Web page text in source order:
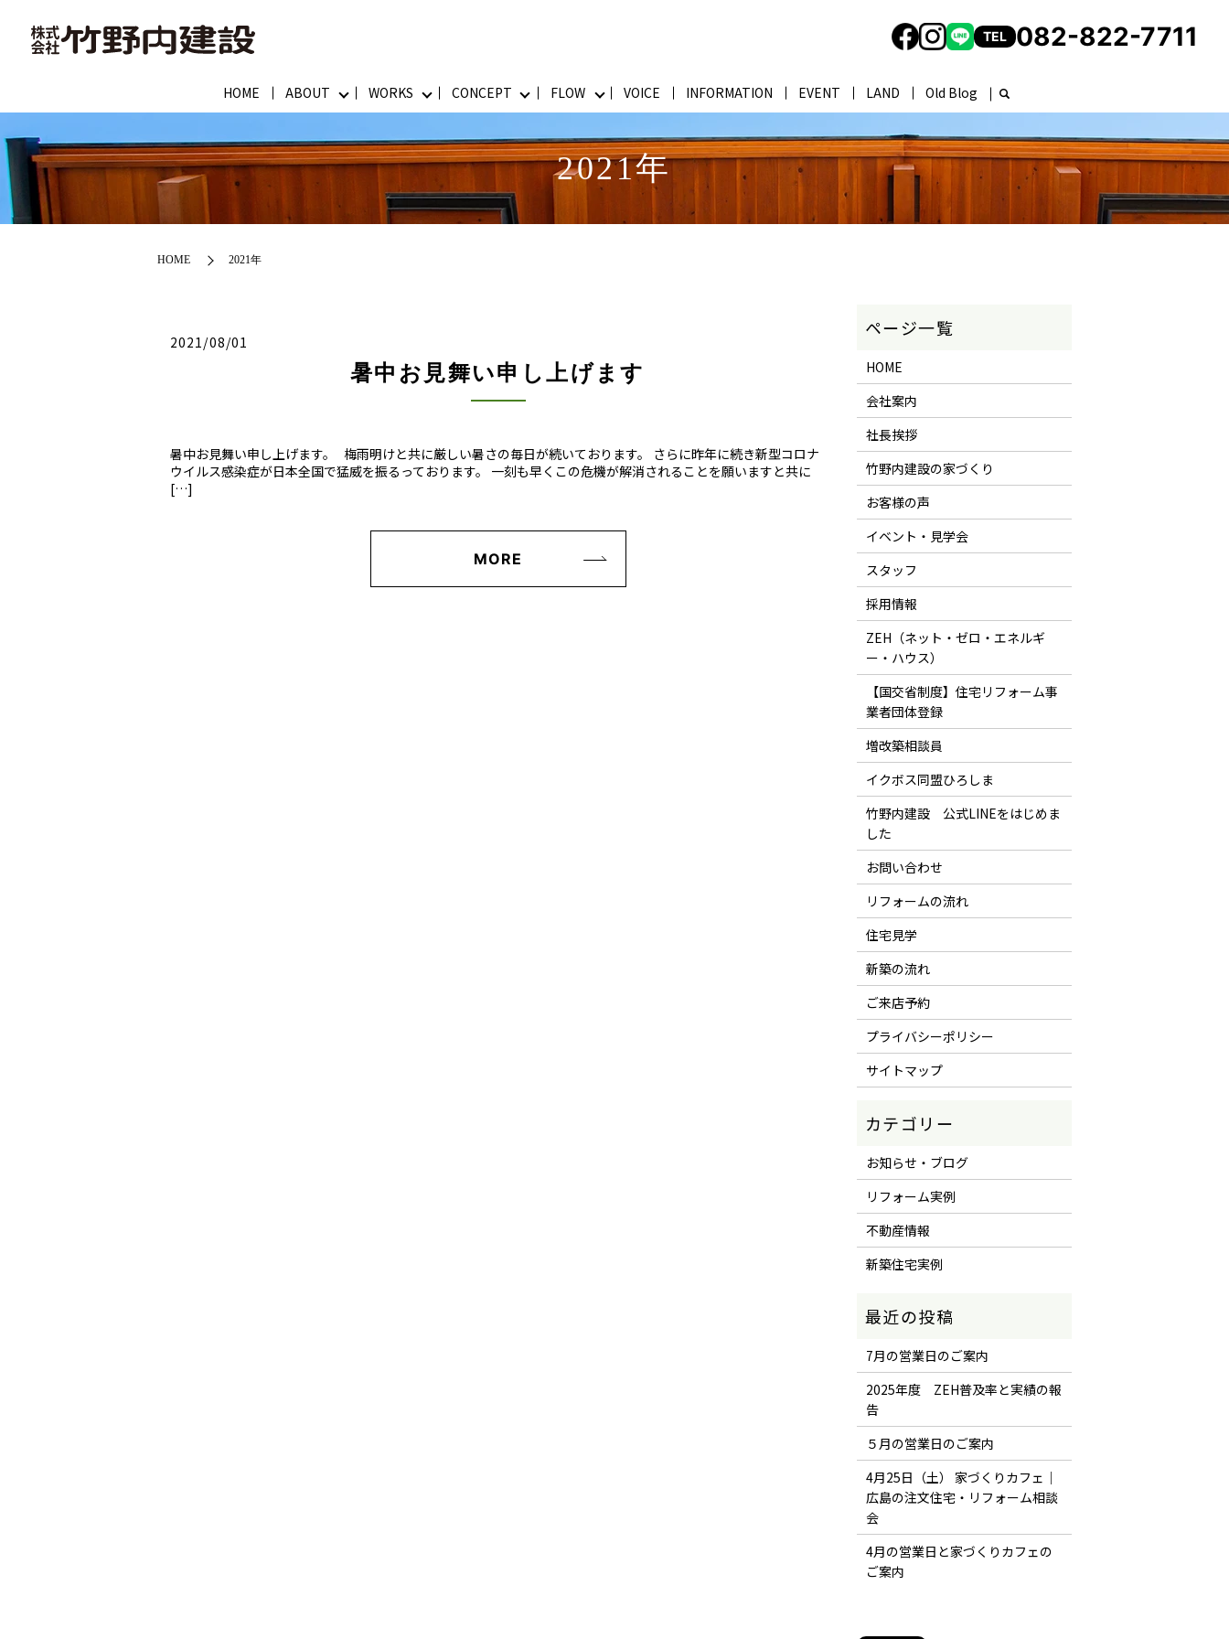
HOME ABOUT WORKS CONCEPT FLOW VOICE INFORMATION EVENT LAND Old Blog
TEL 082-822-7711
2021年
HOME 2021年
2021/08/01
暑中お見舞い申し上げます
暑中お見舞い申し上げます。 梅雨明けと共に厳しい暑さの毎日が続いております。 さらに昨年に続き新型コロナ
ウイルス感染症が日本全国で猛威を振るっております。 一刻も早くこの危機が解消されることを願いますと共に
[…]
MORE
HOME
会社案内
社長挨拶
竹野内建設の家づくり
お客様の声
イベント・見学会
スタッフ
採用情報
ZEH（ネット・ゼロ・エネルギ
ー・ハウス）
【国交省制度】住宅リフォーム事
業者団体登録
増改築相談員
イクボス同盟ひろしま
竹野内建設 公式LINEをはじめま
した
お問い合わせ
リフォームの流れ
住宅見学
新築の流れ
ご来店予約
プライバシーポリシー
サイトマップ
お知らせ・ブログ
リフォーム実例
不動産情報
新築住宅実例
7月の営業日のご案内
2025年度 ZEH普及率と実績の報
告
５月の営業日のご案内
4月25日（土） 家づくりカフェ｜
広島の注文住宅・リフォーム相談
会
4月の営業日と家づくりカフェの
ご案内